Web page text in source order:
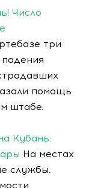
Число
три
помощь
штабе.
Кубань:
На местах
службы.